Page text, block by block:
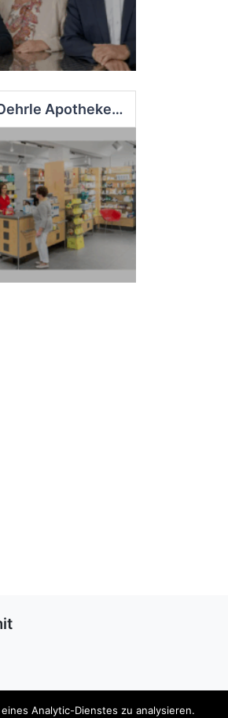
ENGEL-Apotheke, Oehrle Apotheken OHG - Spaichingen
Analytic-Dienstes zu analysieren.